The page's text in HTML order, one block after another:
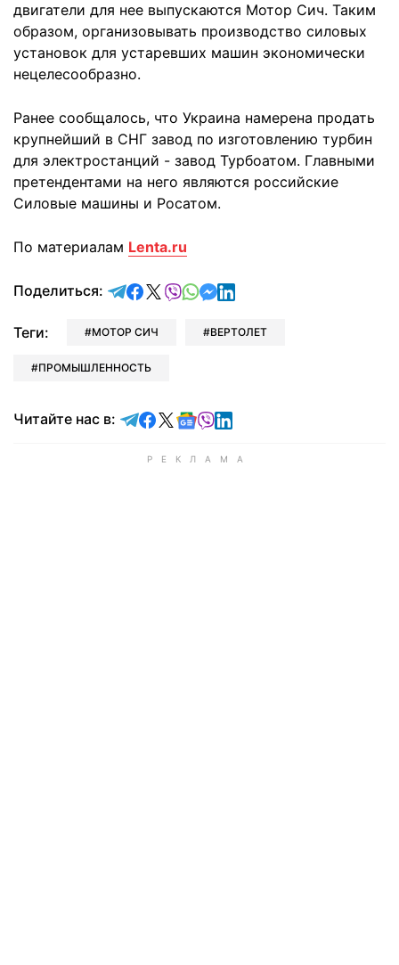
двигатели для нее выпускаются Мотор Сич. Таким
образом, организовывать производство силовых
установок для устаревших машин экономически
нецелесообразно.
Ранее сообщалось, что Украина намерена продать
крупнейший в СНГ завод по изготовлению турбин
для электростанций - завод Турбоатом. Главными
претендентами на него являются российские
Силовые машины и Росатом.
По материалам Lenta.ru
Поделиться: отправить в Telegram
поделиться в Facebook
поделиться в X
отправить в Viber
отправить в Whatsapp
отправить в Messenger
отправить в LinkedIn
Теги: МОТОР СИЧ ВЕРТОЛЕТ
ПРОМЫШЛЕННОСТЬ
Читайте нас в: Читайте в Telegram
Читайте в Facebook
Читайте в X
Читайте в Google news
Читайте в Viber
Читайте в LinkedIn